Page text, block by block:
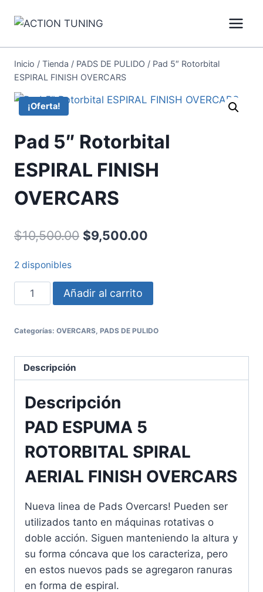
Inicio / Tienda / PADS DE PULIDO / Pad 5″ Rotorbital
ESPIRAL FINISH OVERCARS
¡Oferta!
Pad 5″ Rotorbital
ESPIRAL FINISH
OVERCARS
$10,500.00 $9,500.00
2 disponibles
Añadir al carrito
Categorías: OVERCARS PADS DE PULIDO
Descripción
Descripción
PAD ESPUMA 5
ROTORBITAL SPIRAL
AERIAL FINISH OVERCARS
Nueva linea de Pads Overcars! Pueden ser
utilizados tanto en máquinas rotativas o
doble acción. Siguen manteniendo la altura y
su forma cóncava que los caracteriza, pero
en estos nuevos pads se agregaron ranuras
en forma de espiral.